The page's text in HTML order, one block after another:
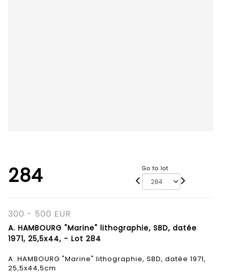
284 Go to lot
300 - 500 EUR
A. HAMBOURG "Marine" lithographie, SBD, datée
1971, 25,5x44, - Lot 284
A. HAMBOURG "Marine" lithographie, SBD, datée 1971,
25,5x44,5cm